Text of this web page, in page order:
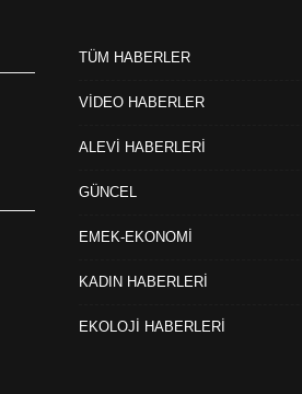
TÜM HABERLER
VİDEO HABERLER
ALEVİ HABERLERİ
GÜNCEL
EMEK-EKONOMİ
KADIN HABERLERİ
EKOLOJİ HABERLERİ